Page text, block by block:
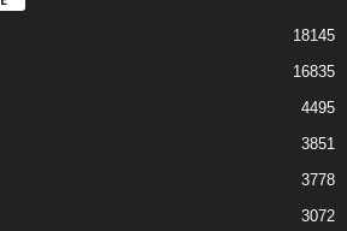
18145
16835
4495
3851
3778
3072